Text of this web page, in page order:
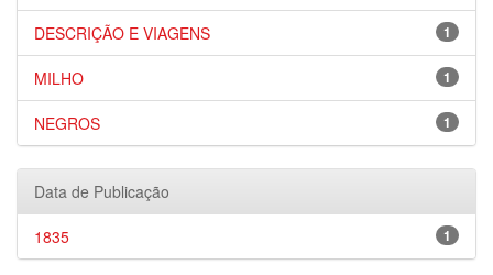
1
DESCRIÇÃO E VIAGENS
1
MILHO
1
NEGROS
Data de Publicação
1
1835